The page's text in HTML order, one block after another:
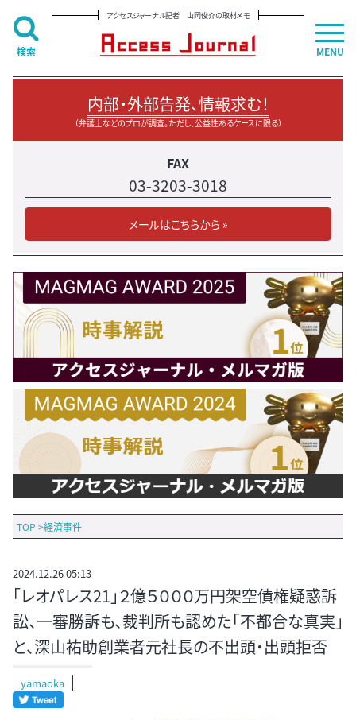
アクセスジャーナル記者 山岡俊介の取材メモ
内部・外部告発、情報求む！
（弁護士などのプロが調査。ただし、公益性あるケースに限る）
FAX
03-3203-3018
メールはこちらから »
TOP >経済事件
2024.12.26 05:13
「レオパレス21」２億５０００万円架空債権疑惑訴
訟、一審勝訴も、裁判所も認めた「不都合な真実」
と、深山祐助創業者元社長の不出頭・出頭拒否
yamaoka
MENU
検索